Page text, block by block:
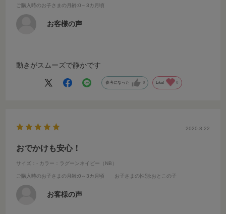
ご購入時のお子さまの月齢:0～3カ月頃
お客様の声
動きがスムーズで静かです
参考になった 0 Like! 0
2020.8.22
おでかけも安心！
サイズ：- カラー：ラグーンネイビー（NB）
ご購入時のお子さまの月齢:0～3カ月頃 お子さまの性別 :おとこの子
お客様の声